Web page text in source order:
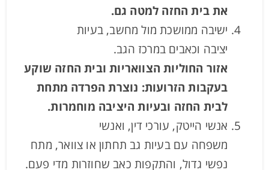
את בית החזה למטה גם.
ישיבה ממושכת מול מחשב, בעיות
יציבה וכאבים במרכז הגב.
אזור החוליות הצוואריות ובית החזה שוקע
בעקבות הזרועות: נוצרת הפרדה מתחת
לבית החזה ובעיות היציבה מוחמרות.
אנשי הייטק, עורכי דין, ואנשי
משפחה עם בעיות גב תחתון או צוואר, מתח
נפשי גדול, והתקפות כאב שחוזרות מדי פעם.